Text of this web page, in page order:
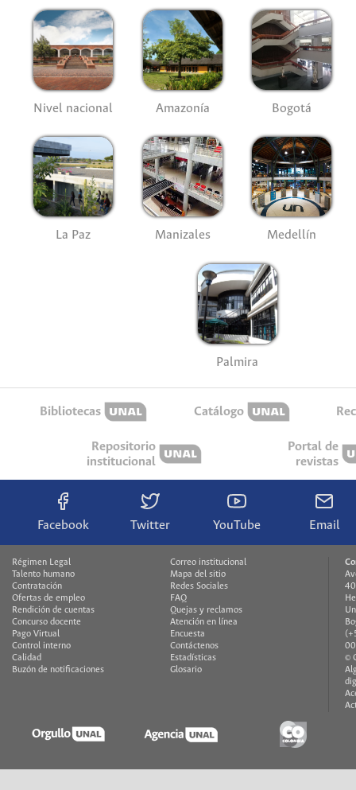
Nivel nacional Amazonía Bogotá
La Paz Manizales Medellín
Palmira
Bibliotecas Catálogo
Repositorio
institucional
Portal de
revistas
Facebook Twitter YouTube Email
Régimen Legal
Talento humano
Contratación
Ofertas de empleo
Rendición de cuentas
Concurso docente
Pago Virtual
Control interno
Calidad
Buzón de notificaciones
Correo institucional
Mapa del sitio
Redes Sociales
FAQ
Quejas y reclamos
Atención en línea
Encuesta
Contáctenos
Estadísticas
Glosario
©